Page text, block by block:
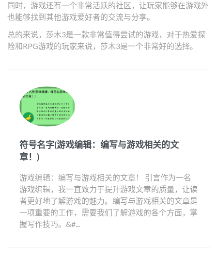
同时，游戏还有一个非常活跃的社区，让玩家能够在游戏外
也能够找到其他游戏爱好者的交流与分享。
总的来说，莎木3是一款非常值得尝试的游戏，对于热爱探
险和RPG游戏的玩家来说，莎木3是一个非常好的选择。
符号名字(游戏编辑：编写与游戏相关的文
章！)
游戏编辑：编写与游戏相关的文章！ 引言作为一名
游戏编辑，我一直致力于提升游戏文章的质量，让读
者更好地了解游戏的魅力。编写与游戏相关的文章是
一项重要的工作，需要我们了解游戏的各个方面，掌
握写作技巧。&#...